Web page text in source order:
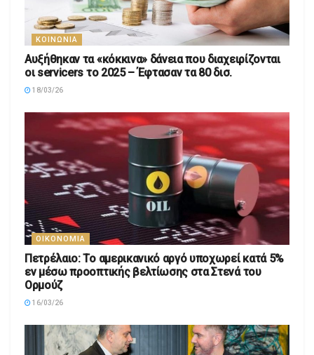
Αυξήθηκαν τα «κόκκινα» δάνεια που διαχειρίζονται
οι servicers το 2025 – Έφτασαν τα 80 δισ.
18/03/26
ΟΙΚΟΝΟΜΊΑ
Πετρέλαιο: Το αμερικανικό αργό υποχωρεί κατά 5%
εν μέσω προοπτικής βελτίωσης στα Στενά του
Ορμούζ
16/03/26